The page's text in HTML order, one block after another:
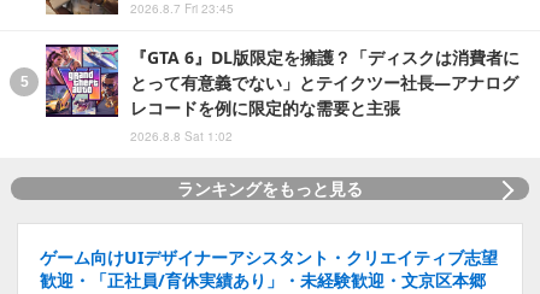
2026.8.7 Fri 23:45
『GTA 6』DL版限定を擁護？「ディスクは消費者に
とって有意義でない」とテイクツー社長―アナログ
レコードを例に限定的な需要と主張
2026.8.8 Sat 1:02
ランキングをもっと見る
ゲーム向けUIデザイナーアシスタント・クリエイティブ志望
歓迎・「正社員/育休実績あり」・未経験歓迎・文京区本郷